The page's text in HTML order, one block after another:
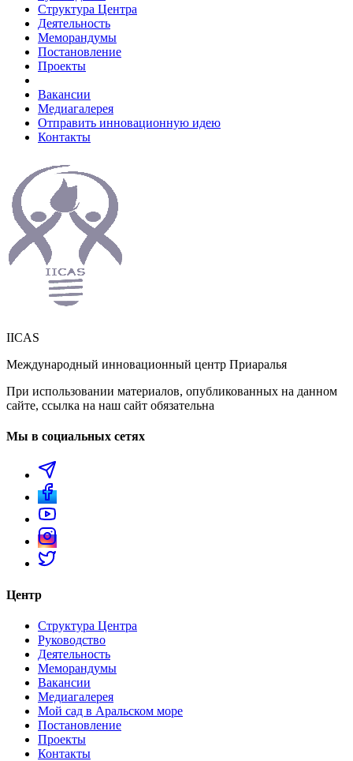
Структура Центра
Деятельность
Меморандумы
Постановление
Проекты
Вакансии
Медиагалерея
Отправить инновационную идею
Контакты
IICAS
Международный инновационный центр Приаралья
При использовании материалов, опубликованных на данном
сайте, ссылка на наш сайт обязательна
Мы в социальных сетях
Центр
Структура Центра
Руководство
Деятельность
Меморандумы
Вакансии
Медиагалерея
Мой сад в Аральском море
Постановление
Проекты
Контакты